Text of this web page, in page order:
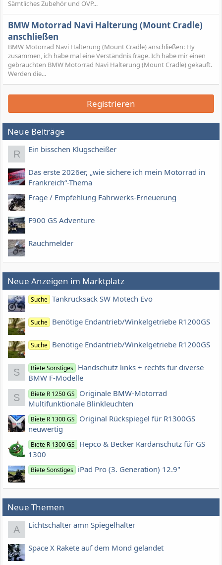
Sämtliches Zubehör und OVP...
BMW Motorrad Navi Halterung (Mount Cradle)
anschließen
BMW Motorrad Navi Halterung (Mount Cradle) anschließen: Hy
zusammen, ich habe mal eine Verständnis frage. Ich habe mir einen
gebrauchten BMW Motorrad Navi Halterung (Mount Cradle) gekauft.
Werden die...
Registrieren
Neue Beiträge
R Ein bisschen Klugscheißer
Das erste 2026er, „wie sichere ich mein Motorrad in
Frankreich“-Thema
Frage / Empfehlung Fahrwerks-Erneuerung
F900 GS Adventure
Rauchmelder
Neue Anzeigen im Marktplatz
Suche Tankrucksack SW Motech Evo
Suche Benötige Endantrieb/Winkelgetriebe R1200GS
Suche Benötige Endantrieb/Winkelgetriebe R1200GS
S Biete Sonstiges Handschutz links + rechts für diverse
BMW F-Modelle
S Biete R 1250 GS
Originale BMW-Motorrad
Multifunktionale Blinkleuchten
Biete R 1300 GS
Original Rückspiegel für R1300GS
neuwertig
Biete R 1300 GS
Hepco & Becker Kardanschutz für GS
1300
Biete Sonstiges iPad Pro (3. Generation) 12.9"
Neue Themen
A Lichtschalter amn Spiegelhalter
Space X Rakete auf dem Mond gelandet